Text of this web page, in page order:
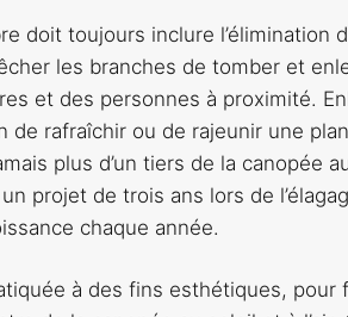
doit toujours inclure
les branches de tomber et
et des personnes à proximité.
rafraîchir ou de rajeunir une
plus d’un tiers de la canopée
projet de trois ans lors de
chaque année.
à des fins esthétiques, pour